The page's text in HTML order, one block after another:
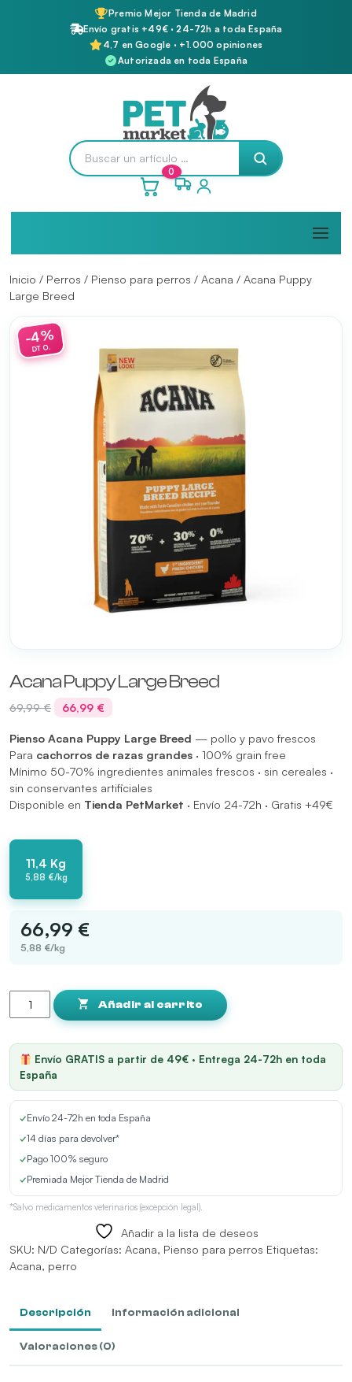
Premio Mejor Tienda de Madrid
Envío gratis +49€ · 24-72h a toda España
4,7 en Google · +1.000 opiniones
Autorizada en toda España
0
Inicio / Perros / Pienso para perros / Acana / Acana Puppy
Large Breed
Acana Puppy Large Breed
69,99€ El
precio
original
era:
69,99 €.
66,99 € El
actual
es:
66,99 €.
Pienso Acana Puppy Large Breed — pollo y pavo frescos
Para cachorros de razas grandes · 100% grain free
Mínimo 50-70% ingredientes animales frescos · sin cereales ·
sin conservantes artificiales
Disponible en Tienda PetMarket · Envío 24-72h · Gratis +49€
11,4 Kg
5,88 €/kg
66,99 €
5,88 €/kg
Puppy
Large
cantidad
Añadir al carrito
Envío GRATIS a partir de 49€ · Entrega 24-72h en toda
España
✓Envío 24-72h en toda España
✓14 días para devolver*
✓Pago 100% seguro
✓Premiada Mejor Tienda de Madrid
*Salvo medicamentos veterinarios (excepción legal).
Añadir a la lista de deseos
SKU: N/D Categorías: Acana, Pienso para perros Etiquetas:
Acana, perro
Descripción Información adicional
Valoraciones (0)